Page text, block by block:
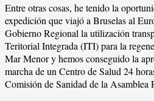
Entre otras cosas, he tenido la
expedición que viajó a Bruselas al
Gobierno Regional la utilización
Teritorial Integrada (ITI) para la
Mar Menor y hemos conseguido la
marcha de un Centro de Salud 24
Comisión de Sanidad de la Asamblea